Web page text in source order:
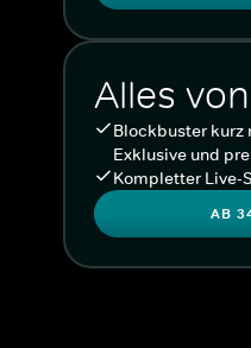
Alles
Blockbuster kurz
Exklusive und
Kompletter Live-
AB